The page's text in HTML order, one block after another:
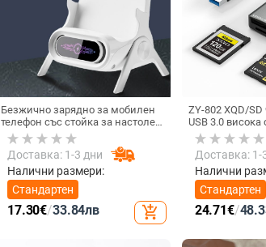
Безжично зарядно за мобилен
телефон със стойка за настолен
монтаж за хоризонтално или
вертикално ползване, QC3.0, 2 A,
15 W, Бързо зареждане
Доставка: 1-3 дни
Налични размери:
Стандартен
17.30€/33.84лв add_shopping_cart
ZY-802 XQD/
USB 3.0 висока
интерфейс
алуминиев
Доставка: 1-
Налични
Стандартен
24.71€/